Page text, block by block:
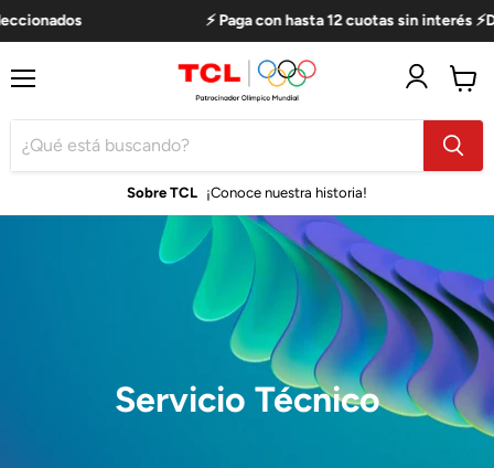
⚡ Paga con hasta 12 cuotas sin interés
Sobre TCL ¡Conoce nuestra historia!
carro
Servicio Técnico